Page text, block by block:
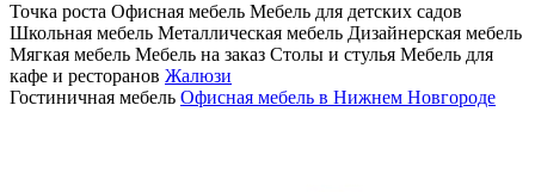
Точка роста Офисная мебель Мебель для детских садов
Школьная мебель Металлическая мебель Дизайнерская мебель
Мягкая мебель Мебель на заказ Столы и стулья Мебель для
кафе и ресторанов Жалюзи
Гостиничная мебель Офисная мебель в Нижнем Новгороде